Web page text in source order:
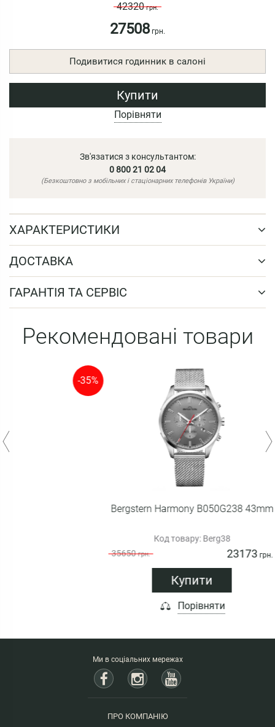
42320грн.
27508грн.
Подивитися годинник в салоні
Купити
Порівняти
Зв'язатися з консультантом:
0 800 21 02 04
(Безкоштовно з мобільних і стаціонарних телефонів України)
ХАРАКТЕРИСТИКИ
ДОСТАВКА
ГАРАНТІЯ ТА СЕРВІС
Рекомендовані товари
Bergstern Harmony B050G238 43mm
Код товару: Berg38
Порівняти
Ми в соціальних мережах
ПРО КОМПАНІЮ